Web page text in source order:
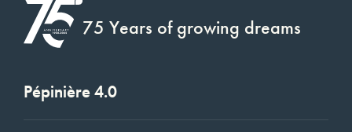
75 Years of growing dreams
Pépinière 4.0